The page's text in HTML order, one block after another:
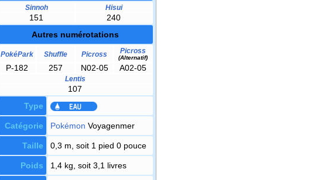
Sinnoh Hisui
151
240
Autres numérotations
PokéPark Shuffle Picross Picross
(Alternatif)
P-182 257 N02-05 A02-05
Lentis
107
Type
Catégorie Pokémon Voyagenmer
Taille 0,3 m, soit 1 pied 0 pouce
Poids 1,4 kg, soit 3,1 livres